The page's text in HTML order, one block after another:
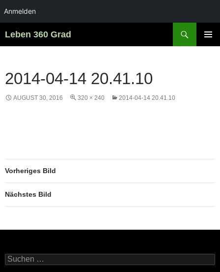
Anmelden
Inhalt
Leben 360 Grad
2014-04-14 20.41.10
AUGUST 30, 2016 320 × 240 2014-04-14 20.41.10
Vorheriges Bild
Nächstes Bild
Suchen
nach: